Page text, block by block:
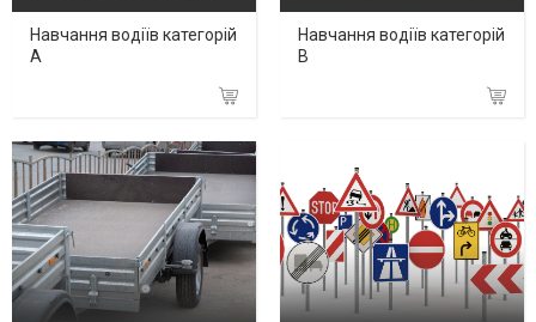
Навчання водіїв категорій
А
Навчання водіїв категорій
В